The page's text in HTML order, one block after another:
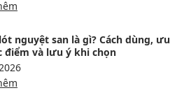
nguyệt san là gì? Cách dùng, ưu
điểm và lưu ý khi chọn